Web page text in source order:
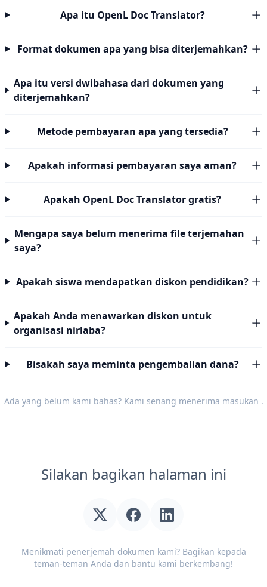
Apa itu OpenL Doc Translator?
Format dokumen apa yang bisa diterjemahkan?
Apa itu versi dwibahasa dari dokumen yang
diterjemahkan?
Metode pembayaran apa yang tersedia?
Apakah informasi pembayaran saya aman?
Apakah OpenL Doc Translator gratis?
Mengapa saya belum menerima file terjemahan
saya?
Apakah siswa mendapatkan diskon pendidikan?
Apakah Anda menawarkan diskon untuk
organisasi nirlaba?
Bisakah saya meminta pengembalian dana?
Ada yang belum kami bahas? Kami senang menerima masukan .
Silakan bagikan halaman ini
Menikmati penerjemah dokumen kami? Bagikan kepada
teman-teman Anda dan bantu kami berkembang!